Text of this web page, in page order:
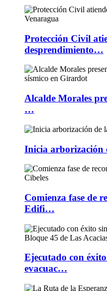
Protección Civil
desprendimiento…
Alcalde Morales
…
Inicia
Comienza fase de
Edifi…
Ejecutado con
evacuac…